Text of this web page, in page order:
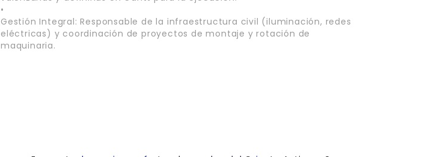
•
Gestión Integral: Responsable de la infraestructura civil (iluminación, redes
eléctricas) y coordinación de proyectos de montaje y rotación de
maquinaria.